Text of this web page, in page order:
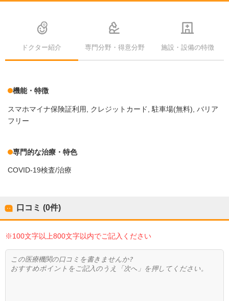
ドクター紹介 専門分野・得意分野 施設・設備の特徴
機能・特徴
スマホマイナ保険証利用 クレジットカード 駐車場(無料) バリア
フリー
専門的な治療・特色
COVID-19検査/治療
口コミ (0件)
※100文字以上800文字以内でご記入ください